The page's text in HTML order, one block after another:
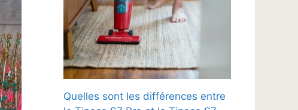
Quelles sont les différences entre